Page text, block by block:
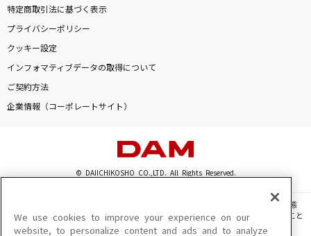
特定商取引法に基づく表示
プライバシーポリシー
クッキー設定
インフォマティブデータの取得について
ご契約方法
企業情報（コーポレートサイト）
© DAIICHIKOSHO CO.,LTD. All Rights Reserved.
このサイトに掲載されている一切の文章・画像・写真・動画・音声等を、手段や形態
を問わず、著作権法の定める範囲を超えて無断で複製、転載、ファイル化などすること
を禁じます。
We use cookies to improve your experience on our
website, to personalize content and ads and to analyze